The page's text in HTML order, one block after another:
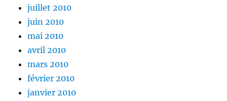
juillet 2010
juin 2010
mai 2010
avril 2010
mars 2010
février 2010
janvier 2010